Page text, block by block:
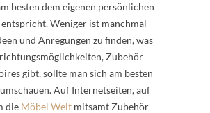
besten dem eigenen persönlichen
entspricht. Weniger ist manchmal
und Anregungen zu finden, was
Zubehör
gibt, sollte man sich am besten
Auf Internetseiten, auf
die Möbel Welt mitsamt Zubehör